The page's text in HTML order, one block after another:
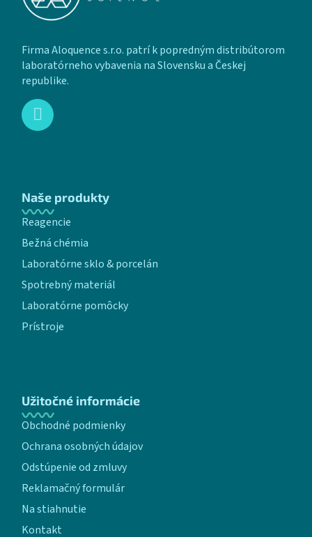
Firma Aloquence s.r.o. patrí k popredným distribútorom
laboratórneho vybavenia na Slovensku a Českej
republike.
Naše produkty
Reagencie
Bežná chémia
Laboratórne sklo & porcelán
Spotrebný materiál
Laboratórne pomôcky
Prístroje
Užitočné informácie
Obchodné podmienky
Ochrana osobných údajov
Odstúpenie od zmluvy
Reklamačný formulár
Na stiahnutie
Kontakt